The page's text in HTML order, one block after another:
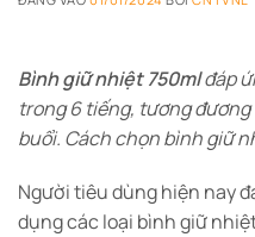
Bình giữ nhiệt 750mlđáp
trong 6 tiếng, tương
buổi. Cách chọn bình giữ
Người tiêu dùng hiện nay
dụng các loại bình giữ